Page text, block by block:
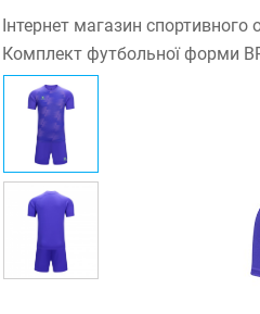
Інтернет магазин спортивного
Комплект футбольної форми